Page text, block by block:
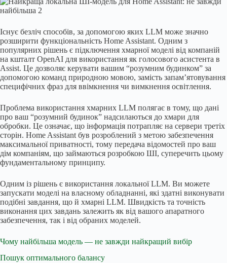
Існує безліч способів, за допомогою яких LLM може значно
розширити функціональність Home Assistant. Одним з
популярних рішень є підключення хмарної моделі від компаній
на кшталт OpenAI для використання як голосового асистента в
Assist. Це дозволяє керувати вашим “розумним будинком” за
допомогою команд природною мовою, замість запам’ятовування
специфічних фраз для ввімкнення чи вимкнення освітлення.
Проблема використання хмарних LLM полягає в тому, що дані
про ваш “розумний будинок” надсилаються до хмари для
обробки. Це означає, що інформація потрапляє на сервери третіх
сторін. Home Assistant був розроблений з метою забезпечення
максимальної приватності, тому передача відомостей про ваш
дім компаніям, що займаються розробкою ШІ, суперечить цьому
фундаментальному принципу.
Одним із рішень є використання локальної LLM. Ви можете
запускати моделі на власному обладнанні, які здатні виконувати
подібні завдання, що й хмарні LLM. Швидкість та точність
виконання цих завдань залежить як від вашого апаратного
забезпечення, так і від обраних моделей.
Чому найбільша модель — не завжди найкращий вибір
Пошук оптимального балансу